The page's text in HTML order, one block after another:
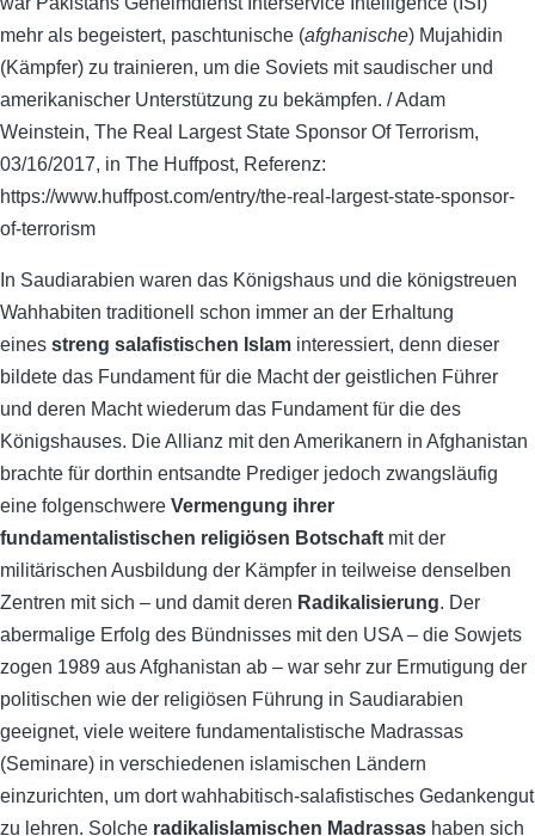
mehr als begeistert, paschtunische (afghanische) Mujahidin
(Kämpfer) zu trainieren, um die Soviets mit saudischer und
amerikanischer Unterstützung zu bekämpfen. / Adam
Weinstein, The Real Largest State Sponsor Of Terrorism,
03/16/2017, in The Huffpost, Referenz:
https://www.huffpost.com/entry/the-real-largest-state-sponsor-
of-terrorism
In Saudiarabien waren das Königshaus und die königstreuen
Wahhabiten traditionell schon immer an der Erhaltung
eines streng salafistischen Islam interessiert, denn dieser
bildete das Fundament für die Macht der geistlichen Führer
und deren Macht wiederum das Fundament für die des
Königshauses. Die Allianz mit den Amerikanern in Afghanistan
brachte für dorthin entsandte Prediger jedoch zwangsläufig
eine folgenschwere Vermengung ihrer
fundamentalistischen religiösen Botschaft mit der
militärischen Ausbildung der Kämpfer in teilweise denselben
Zentren mit sich – und damit deren Radikalisierung. Der
abermalige Erfolg des Bündnisses mit den USA – die Sowjets
zogen 1989 aus Afghanistan ab – war sehr zur Ermutigung der
politischen wie der religiösen Führung in Saudiarabien
geeignet, viele weitere fundamentalistische Madrassas
(Seminare) in verschiedenen islamischen Ländern
einzurichten, um dort wahhabitisch-salafistisches Gedankengut
zu lehren. Solche radikalislamischen Madrassas haben sich